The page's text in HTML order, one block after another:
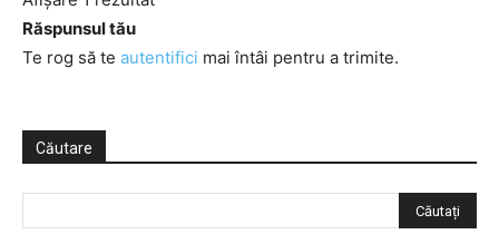
Răspunsul tău
Te rog să te autentifici mai întâi pentru a trimite.
Căutare